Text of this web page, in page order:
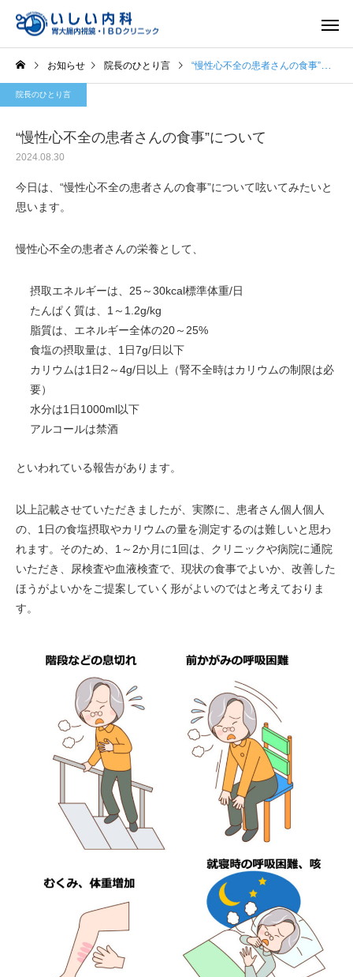
一般内科 胃内視
お知らせ 院長のひとり言 “慢性心不全の患者さんの食事”について
院長のひとり言
“慢性心不全の患者さんの食事”について
2024.08.30
今日は、“慢性心不全の患者さんの食事”について呟いてみたいと
思います。
慢性心不全の患者さんの栄養として、
摂取エネルギーは、25～30kcal標準体重/日
たんぱく質は、1～1.2g/kg
脂質は、エネルギー全体の20～25%
食塩の摂取量は、1日7g/日以下
カリウムは1日2～4g/日以上（腎不全時はカリウムの制限は必
要）
水分は1日1000ml以下
アルコールは禁酒
といわれている報告があります。
以上記載させていただきましたが、実際に、患者さん個人個人
の、1日の食塩摂取やカリウムの量を測定するのは難しいと思わ
れます。そのため、1～2か月に1回は、クリニックや病院に通院
いただき、尿検査や血液検査で、現状の食事でよいか、改善した
ほうがよいかをご提案していく形がよいのではと考えておりま
す。